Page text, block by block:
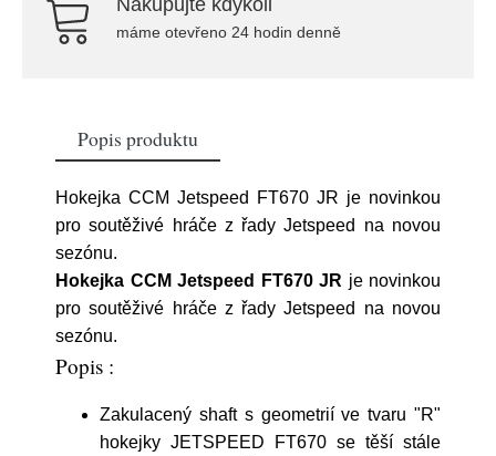
Nakupujte kdykoli
máme otevřeno 24 hodin denně
Popis produktu
Hokejka CCM Jetspeed FT670 JR je novinkou
pro soutěživé hráče z řady Jetspeed na novou
sezónu.
Hokejka CCM Jetspeed FT670 JR je novinkou
pro soutěživé hráče z řady Jetspeed na novou
sezónu.
Popis :
Zakulacený shaft s geometrií ve tvaru "R"
hokejky JETSPEED FT670 se těší stále